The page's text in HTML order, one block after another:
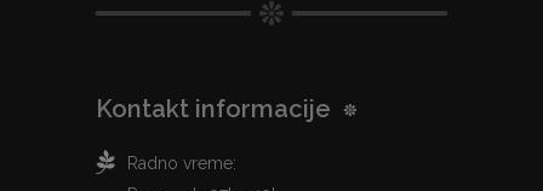
Kontakt informacije
Radno vreme: